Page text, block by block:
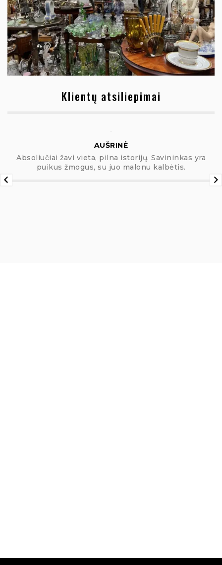
Klientų atsiliepimai
Absoliučiai žavi vieta, pilna istorijų. Savininkas yra
puikus žmogus, su juo malonu kalbėtis.
AUŠRINĖ